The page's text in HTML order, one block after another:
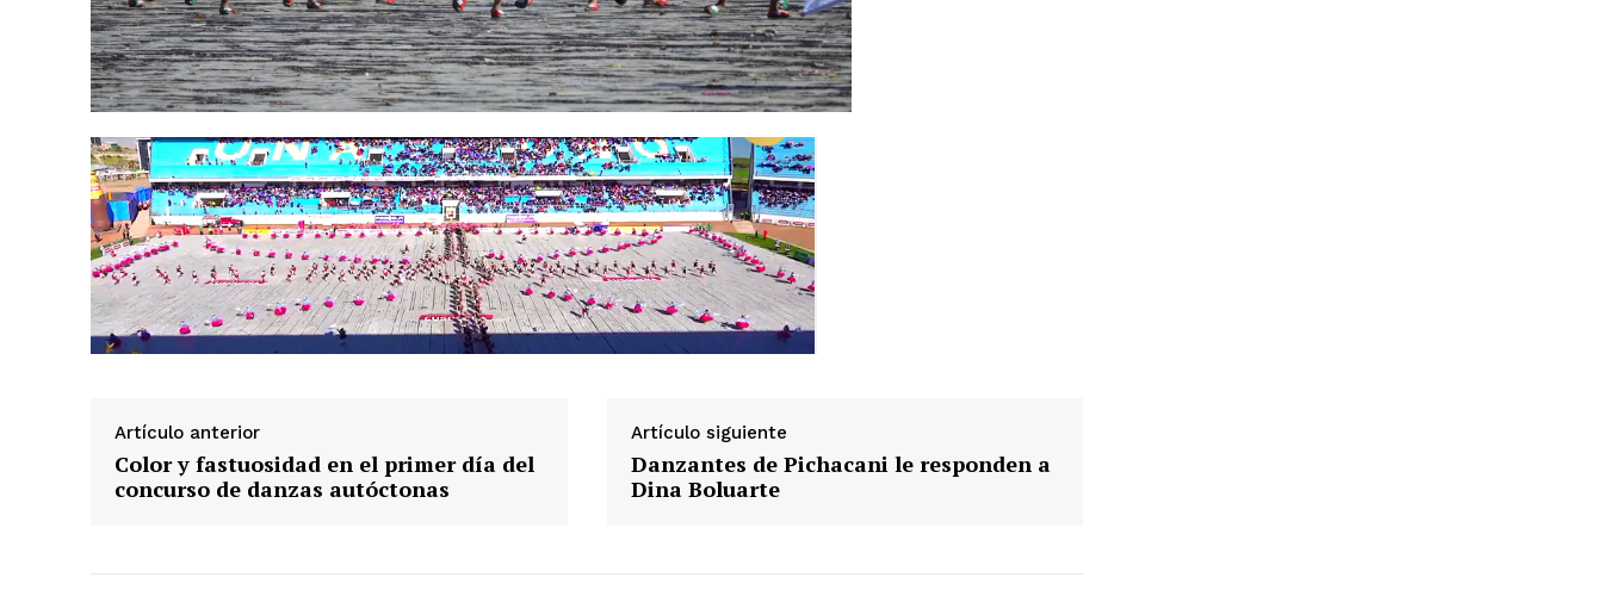
SUSCRIBETE
Nosotros
Contacto
Prensa
Artículo anterior
Color y fastuosidad en el primer día del
concurso de danzas autóctonas
Artículo siguiente
Danzantes de Pichacani le responden a
Dina Boluarte